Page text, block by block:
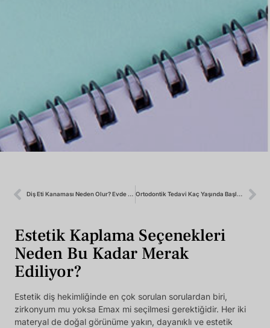
Diş Eti Kanaması Neden Olur? Evde Ne Yapılmalı? Ortodontik Tedavi Kaç Yaşında Başlamalı? Çocuklarda Ve Yetişkinlerde Farklar
Estetik Kaplama Seçenekleri
Neden Bu Kadar Merak
Ediliyor?
Estetik diş hekimliğinde en çok sorulan sorulardan biri,
zirkonyum mu yoksa Emax mi seçilmesi gerektiğidir. Her iki
materyal de doğal görünüme yakın, dayanıklı ve estetik